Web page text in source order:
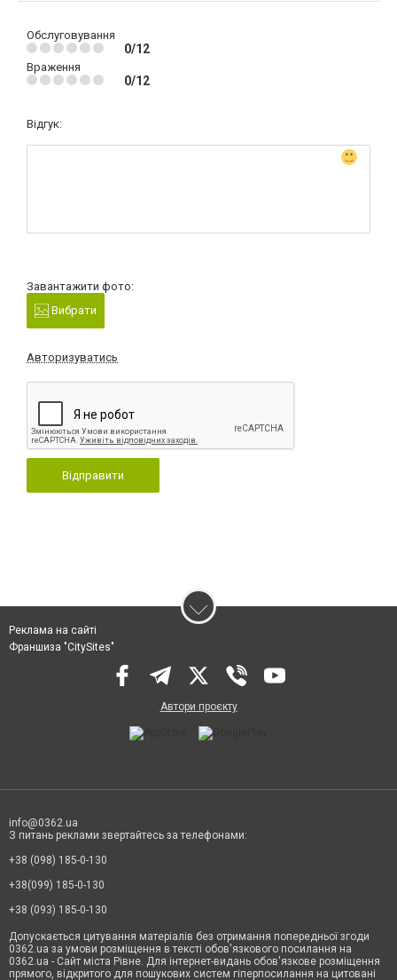
Обслуговування
0/12
Враження
0/12
Відгук:
Завантажити фото:
Вибрати
Авторизуватись
Відправити
Реклама на сайті
Франшиза "CitySites"
Автори проєкту
info@0362.ua
З питань реклами звертайтесь за телефонами:
+38 (098) 185-0-130
+38(099) 185-0-130
+38 (093) 185-0-130
Допускається цитування матеріалів без отримання попередньої згоди
0362.ua за умови розміщення в тексті обов'язкового посилання на
0362.ua - Сайт міста Рівне. Для інтернет-видань обов'язкове розміщення
прямого, відкритого для пошукових систем гіперпосилання на цитовані